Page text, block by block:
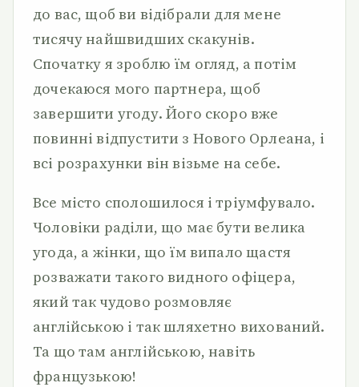
до вас, щоб ви відібрали для мене
тисячу найшвидших скакунів.
Спочатку я зроблю їм огляд, а потім
дочекаюся мого партнера, щоб
завершити угоду. Його скоро вже
повинні відпустити з Нового Орлеана, і
всі розрахунки він візьме на себе.
Все місто сполошилося і тріумфувало.
Чоловіки раділи, що має бути велика
угода, а жінки, що їм випало щастя
розважати такого видного офіцера,
який так чудово розмовляє
англійською і так шляхетно вихований.
Та що там англійською, навіть
французькою!